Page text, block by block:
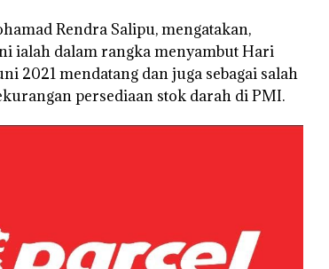
Rendra Salipu, mengatakan,
ialah dalam rangka menyambut Hari
2021 mendatang dan juga sebagai salah
persediaan stok darah di PMI.